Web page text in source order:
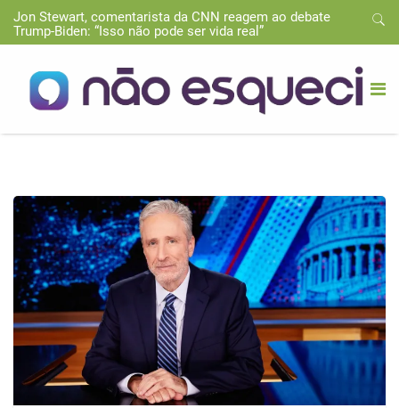
Jon Stewart, comentarista da CNN reagem ao debate
Trump-Biden: “Isso não pode ser vida real”